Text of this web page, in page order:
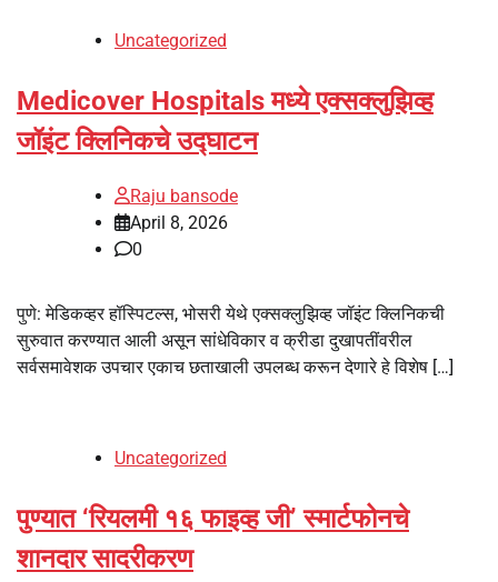
Uncategorized
Medicover Hospitals मध्ये एक्सक्लुझिव्ह
जॉइंट क्लिनिकचे उद्घाटन
Raju bansode
April 8, 2026
0
पुणे: मेडिकव्हर हॉस्पिटल्स, भोसरी येथे एक्सक्लुझिव्ह जॉइंट क्लिनिकची
सुरुवात करण्यात आली असून सांधेविकार व क्रीडा दुखापतींवरील
सर्वसमावेशक उपचार एकाच छताखाली उपलब्ध करून देणारे हे विशेष […]
Uncategorized
पुण्यात ‘रियलमी १६ फाइव्ह जी’ स्मार्टफोनचे
शानदार सादरीकरण